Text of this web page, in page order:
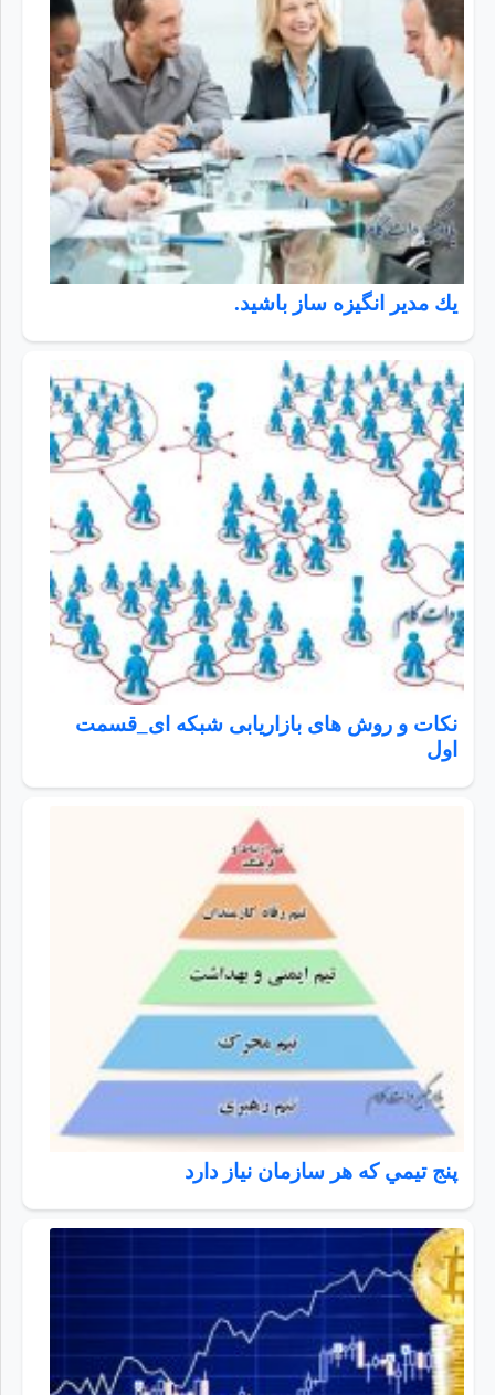
يك مدير انگيزه ساز باشيد.
نکات و روش های بازاریابی شبکه ای_قسمت
اول
پنج تيمي كه هر سازمان نياز دارد